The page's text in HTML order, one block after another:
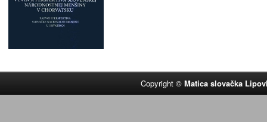
Copyright ©Matica slovačka